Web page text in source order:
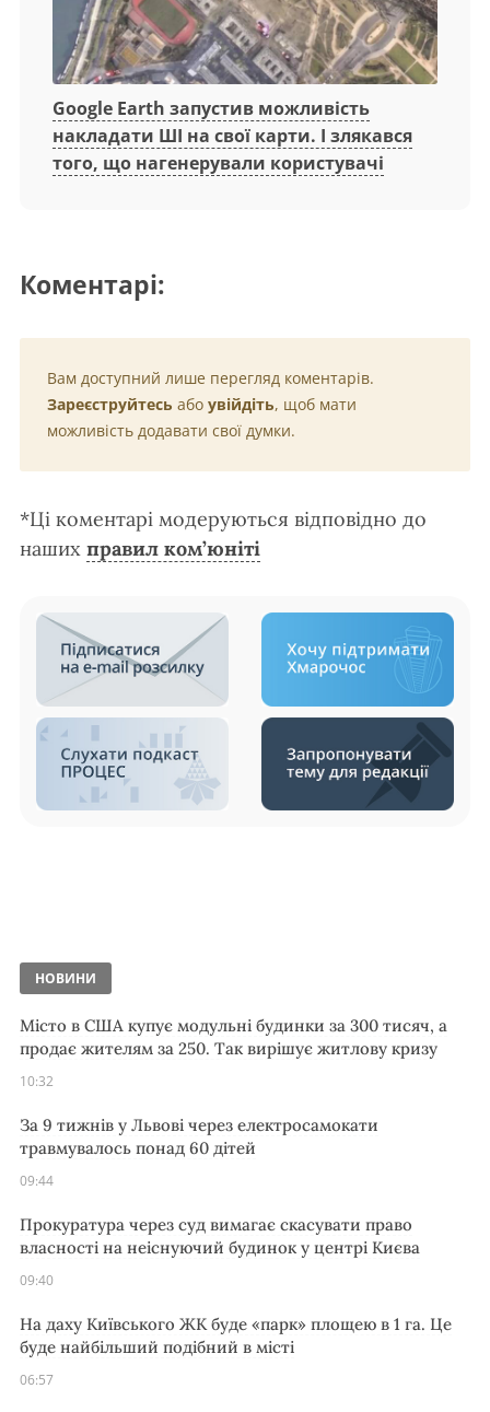
Google Earth запустив можливість
накладати ШІ на свої карти. І злякався
того, що нагенерували користувачі
Коментарі:
Вам доступний лише перегляд коментарів.
Зареєструйтесь або увійдіть, щоб мати
можливість додавати свої думки.
*Ці коментарі модеруються відповідно до
наших правил ком’юніті
НОВИНИ
Місто в США купує модульні будинки за 300 тисяч, а
продає жителям за 250. Так вирішує житлову кризу
10:32
За 9 тижнів у Львові через електросамокати
травмувалось понад 60 дітей
09:44
Прокуратура через суд вимагає скасувати право
власності на неіснуючий будинок у центрі Києва
09:40
На даху Київського ЖК буде «парк» площею в 1 га. Це
буде найбільший подібний в місті
06:57